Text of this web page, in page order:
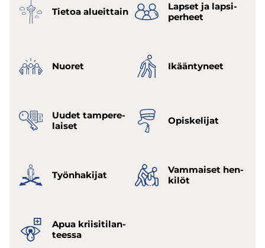
Tie­toa alueit­tain
Lap­set ja lap­si­
per­heet
Nuo­ret Ikään­ty­neet
Uudet tam­pe­re­
lai­set
Opis­ke­li­jat
Työn­ha­ki­jat
Vam­mai­set hen­
ki­löt
Apua krii­si­ti­lan­
tees­sa